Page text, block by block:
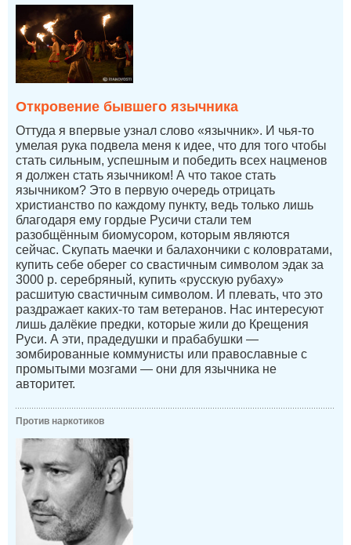
Откровение бывшего язычника
Оттуда я впервые узнал слово «язычник». И чья-то
умелая рука подвела меня к идее, что для того чтобы
стать сильным, успешным и победить всех нацменов
я должен стать язычником! А что такое стать
язычником? Это в первую очередь отрицать
христианство по каждому пункту, ведь только лишь
благодаря ему гордые Русичи стали тем
разобщённым биомусором, которым являются
сейчас. Скупать маечки и балахончики с коловратами,
купить себе оберег со свастичным символом эдак за
3000 р. серебряный, купить «русскую рубаху»
расшитую свастичным символом. И плевать, что это
раздражает каких-то там ветеранов. Нас интересуют
лишь далёкие предки, которые жили до Крещения
Руси. А эти, прадедушки и прабабушки —
зомбированные коммунисты или православные с
промытыми мозгами — они для язычника не
авторитет.
Против наркотиков